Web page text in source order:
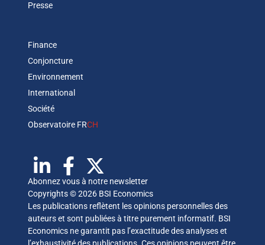
Presse
Finance
Conjoncture
Environnement
International
Société
Observatoire FRCH
Abonnez vous à notre newsletter
Copyrights © 2026 BSI Economics
Les publications reflètent les opinions personnelles des
auteurs et sont publiées à titre purement informatif. BSI
Economics ne garantit pas l’exactitude des analyses et